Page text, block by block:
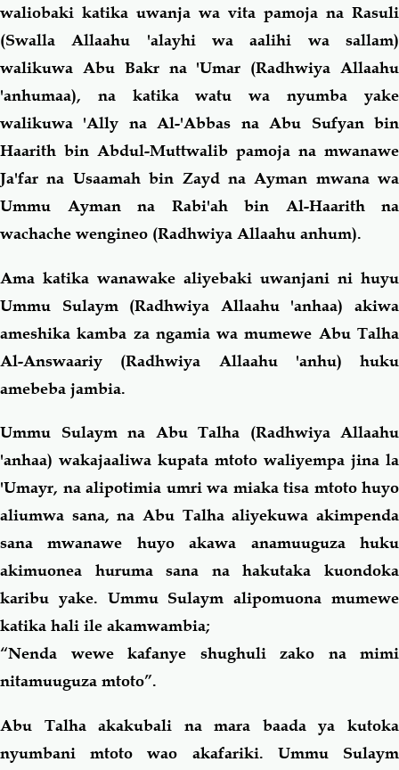
waliobaki katika uwanja wa vita pamoja na Rasuli
(Swalla Allaahu 'alayhi wa aalihi wa sallam)
walikuwa Abu Bakr na 'Umar (Radhwiya Allaahu
'anhumaa), na katika watu wa nyumba yake
walikuwa 'Ally na Al-'Abbas na Abu Sufyan bin
Haarith bin Abdul-Muttwalib pamoja na mwanawe
Ja'far na Usaamah bin Zayd na Ayman mwana wa
Ummu Ayman na Rabi'ah bin Al-Haarith na
wachache wengineo (Radhwiya Allaahu anhum).
Ama katika wanawake aliyebaki uwanjani ni huyu
Ummu Sulaym (Radhwiya Allaahu 'anhaa) akiwa
ameshika kamba za ngamia wa mumewe Abu Talha
Al-Answaariy (Radhwiya Allaahu 'anhu) huku
amebeba jambia.
Ummu Sulaym na Abu Talha (Radhwiya Allaahu
'anhaa) wakajaaliwa kupata mtoto waliyempa jina la
'Umayr, na alipotimia umri wa miaka tisa mtoto huyo
aliumwa sana, na Abu Talha aliyekuwa akimpenda
sana mwanawe huyo akawa anamuuguza huku
akimuonea huruma sana na hakutaka kuondoka
karibu yake. Ummu Sulaym alipomuona mumewe
katika hali ile akamwambia;
“Nenda wewe kafanye shughuli zako na mimi
nitamuuguza mtoto”.
Abu Talha akakubali na mara baada ya kutoka
nyumbani mtoto wao akafariki. Ummu Sulaym